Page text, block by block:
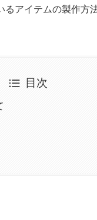
アイテムの製作方
目次